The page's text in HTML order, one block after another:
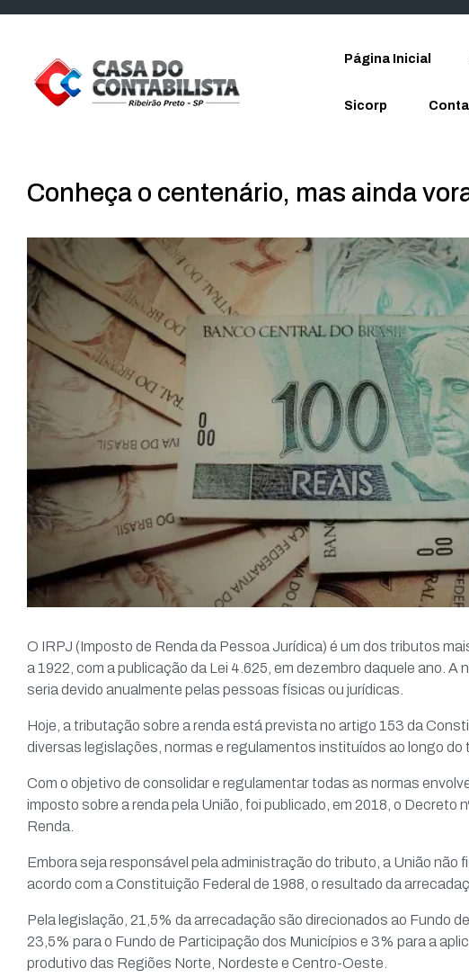
Página Inicial
Sicorp
Conheça o centenário, mas ainda
O IRPJ (Imposto de Renda da Pessoa Jurídica) é um dos tributos
a 1922, com a publicação da Lei 4.625, em dezembro daquele ano.
seria devido anualmente pelas pessoas físicas ou jurídicas.
Hoje, a tributação sobre a renda está prevista no artigo 153 da
diversas legislações, normas e regulamentos instituídos ao longo do
Com o objetivo de consolidar e regulamentar todas as normas
imposto sobre a renda pela União, foi publicado, em 2018, o Decreto
Renda.
Embora seja responsável pela administração do tributo, a União
acordo com a Constituição Federal de 1988, o resultado da
Pela legislação, 21,5% da arrecadação são direcionados ao Fundo
23,5% para o Fundo de Participação dos Municípios e 3% para a
produtivo das Regiões Norte, Nordeste e Centro-Oeste.